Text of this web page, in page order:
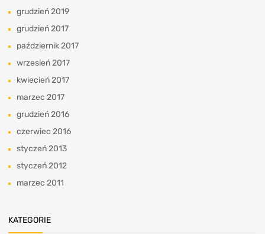
grudzień 2019
grudzień 2017
październik 2017
wrzesień 2017
kwiecień 2017
marzec 2017
grudzień 2016
czerwiec 2016
styczeń 2013
styczeń 2012
marzec 2011
KATEGORIE